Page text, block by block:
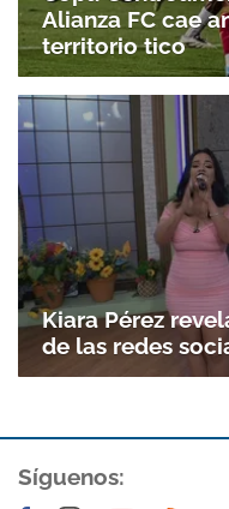
Alianza FC cae
territorio tico
Kiara Pérez
de las redes
Síguenos: